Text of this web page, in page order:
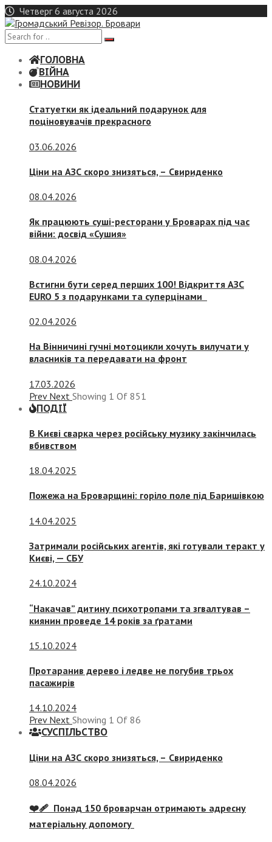
Skip
to
content
Четверг 6 августа 2026
ГОЛОВНА
ВІЙНА
НОВИНИ
Статуетки як ідеальний подарунок для
поціновувачів прекрасного
03.06.2026
Ціни на АЗС скоро знизяться, – Свириденко
08.04.2026
Як працюють суші-ресторани у Броварах під час
війни: досвід «Сушия»
08.04.2026
Встигни бути серед перших 100! Відкриття АЗС
EURO 5 з подарунками та суперцінами
02.04.2026
На Вінничині гучні мотоцикли хочуть вилучати у
власників та передавати на фронт
17.03.2026
Prev Next Showing 1 Of 851
ПОДІЇ
В Києві сварка через російську музику закінчилась
вбивством
18.04.2025
Пожежа на Броварщині: горіло поле під Баришівкою
14.04.2025
Затримали російських агентів, які готували теракт у
Києві, — СБУ
24.10.2024
“Накачав” дитину психотропами та згвалтував –
киянин проведе 14 років за ґратами
15.10.2024
Протаранив дерево і ледве не погубив трьох
пасажирів
14.10.2024
Prev Next Showing 1 Of 86
СУСПIЛЬСТВО
Ціни на АЗС скоро знизяться, – Свириденко
08.04.2026
❤️‍🩹 Понад 150 броварчан отримають адресну
матеріальну допомогу